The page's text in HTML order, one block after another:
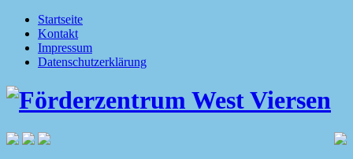
Startseite
Kontakt
Impressum
Datenschutzerklärung